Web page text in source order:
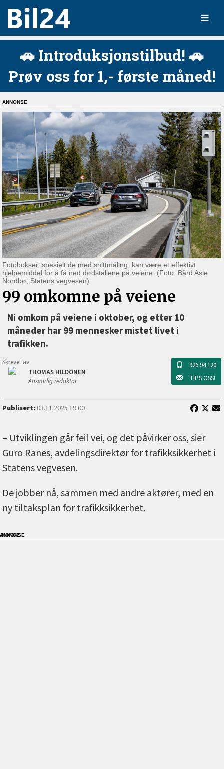
🚗 Introduksjonstilbud! 🚗
Prøv oss for 1,- første måned!
Fotobokser, spesielt de med snittmåling, kan være et effektivt
hjelpemiddel for å få ned dødstallene på veiene. (Foto: Bård Asle
Nordbø, Statens vegvesen)
99 omkomne på veiene
Ni omkom på veiene i oktober, og etter 10
måneder har 99 mennesker mistet livet i
trafikken.
Skrevet av
THOMAS HILDONEN
Ansvarlig redaktør
926 94 120
TIPS OSS!
Publisert:03.11.2025 19:00
– Utviklingen går feil vei, og det påvirker oss, sier
Guro Ranes, avdelingsdirektør for trafikksikkerhet i
Statens vegvesen.
De jobber nå, sammen med andre aktører, med en
ny tiltaksplan for trafikksikkerhet.